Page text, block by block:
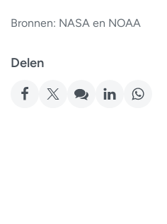
Bronnen: NASA en NOAA
Delen